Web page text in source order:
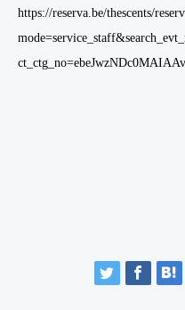
https://reserva.be/thescents/